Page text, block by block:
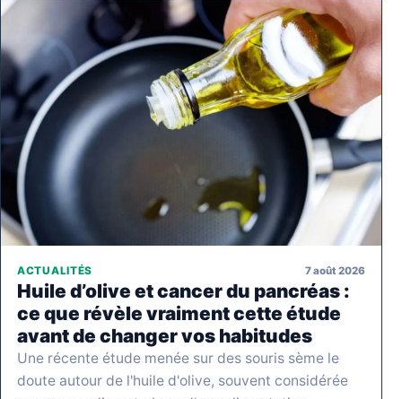
ACTUALITÉS 7 août 2026
Huile d’olive et cancer du pancréas :
ce que révèle vraiment cette étude
avant de changer vos habitudes
Une récente étude menée sur des souris sème le
doute autour de l'huile d'olive, souvent considérée